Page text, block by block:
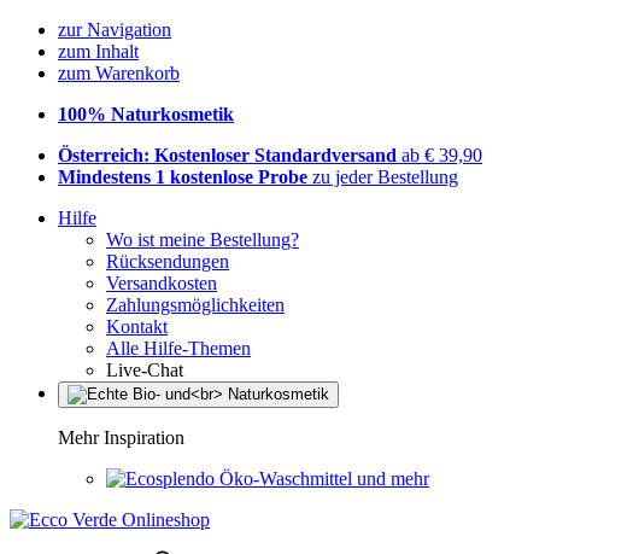
zur Navigation
zum Inhalt
zum Warenkorb
100% Naturkosmetik
Österreich: Kostenloser Standardversand ab € 39,90
Mindestens 1 kostenlose Probe zu jeder Bestellung
Hilfe
Wo ist meine Bestellung?
Rücksendungen
Versandkosten
Zahlungsmöglichkeiten
Kontakt
Alle Hilfe-Themen
Live-Chat
Mehr Inspiration
Öko-Waschmittel und mehr